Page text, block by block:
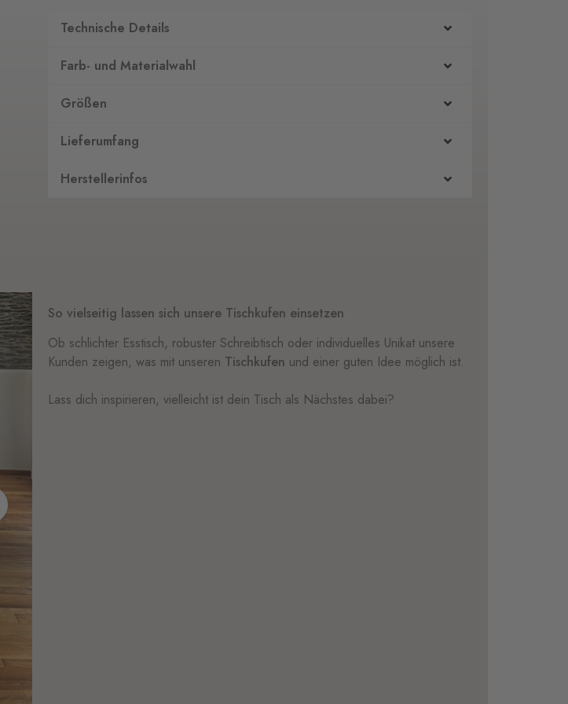
Technische Details
Farb- und Materialwahl
Größen
Lieferumfang
Herstellerinfos
So vielseitig lassen sich unsere Tischkufen einsetzen
Ob schlichter Esstisch, robuster Schreibtisch oder individuelles Unikat unsere
Kunden zeigen, was mit unseren Tischkufen und einer guten Idee möglich ist.
Lass dich inspirieren, vielleicht ist dein Tisch als Nächstes dabei?